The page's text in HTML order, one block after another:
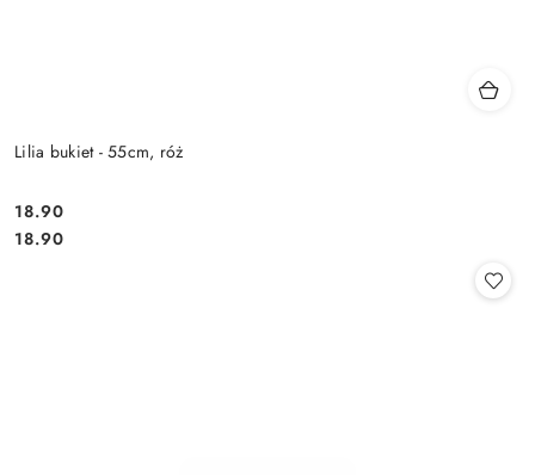
Lilia bukiet - 55cm, róż
Cena:
18.90
Cena:
18.90